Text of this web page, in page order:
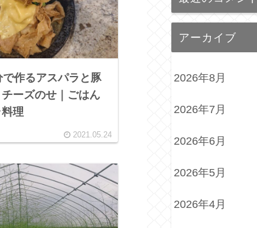
で作るアスパラと豚
ーズのせ｜ごはん
理
2021.05.24
アーカイブ
2026年8月
2026年7月
2026年6月
2026年5月
2026年4月